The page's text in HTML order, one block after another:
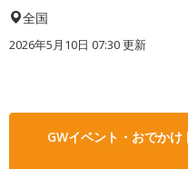
全国
2026年5月10日 07:30 更新
GWイベント・おでか